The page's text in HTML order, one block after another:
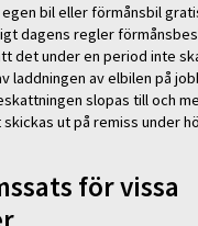
bil eller förmånsbil
dagens regler
det under en period inte
laddningen av elbilen på
slopas till och
ut på remiss under
för vissa